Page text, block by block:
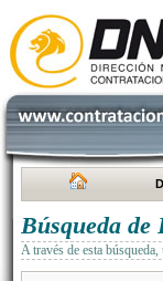
Búsqueda de
A través de esta